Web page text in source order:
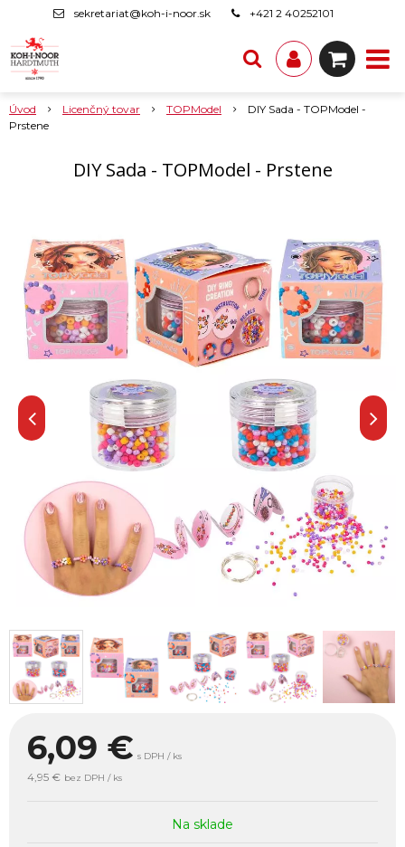
sekretariat@koh-i-noor.sk +421 2 40252101
Úvod Licenčný tovar TOPModel
DIY Sada - TOPModel -
Prstene
DIY Sada - TOPModel - Prstene
6,09 € s DPH / ks
4,95 € bez DPH / ks
Na sklade